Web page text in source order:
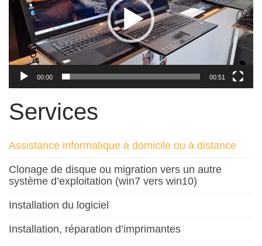
00:00 00:51
Services
Assistance informatique à domicile ou à distance
Clonage de disque ou migration vers un autre
système d’exploitation (win7 vers win10)
Installation du logiciel
Installation, réparation d’imprimantes